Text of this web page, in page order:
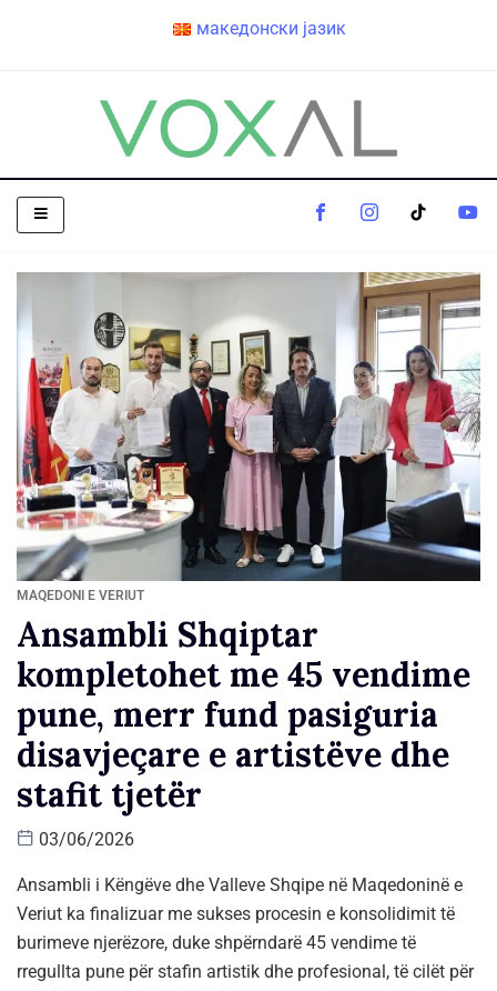
македонски јазик
MAQEDONI E VERIUT
Ansambli Shqiptar
kompletohet me 45 vendime
pune, merr fund pasiguria
disavjeçare e artistëve dhe
stafit tjetër
03/06/2026
Ansambli i Këngëve dhe Valleve Shqipe në Maqedoninë e
Veriut ka finalizuar me sukses procesin e konsolidimit të
burimeve njerëzore, duke shpërndarë 45 vendime të
rregullta pune për stafin artistik dhe profesional, të cilët për